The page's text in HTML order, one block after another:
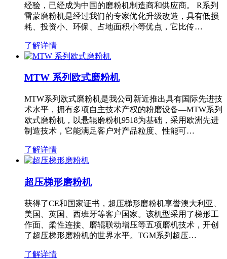
经验，已经成为中国的磨粉机制造商和供应商。 R系列
雷蒙磨粉机是经过我们的专家优化升级改造，具有低损
耗、投资小、环保、占地面积小等优点，它比传…
了解详情
MTW 系列欧式磨粉机
MTW系列欧式磨粉机是我公司新近推出具有国际先进技
术水平，拥有多项自主技术产权的粉磨设备—MTW系列
欧式磨粉机，以悬辊磨粉机9518为基础，采用欧洲先进
制造技术，它能满足客户对产品粒度、性能可…
了解详情
超压梯形磨粉机
获得了CE和国家证书，超压梯形磨粉机享誉澳大利亚、
美国、英国、西班牙等客户国家。该机型采用了梯形工
作面、柔性连接、磨辊联动增压等五项磨机技术，开创
了超压梯形磨粉机的世界水平。TGM系列超压…
了解详情